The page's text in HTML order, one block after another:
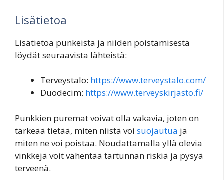
Lisätietoa
Lisätietoa punkeista ja niiden poistamisesta
löydät seuraavista lähteistä:
Terveystalo: https://www.terveystalo.com/
Duodecim: https://www.terveyskirjasto.fi/
Punkkien puremat voivat olla vakavia, joten on
tärkeää tietää, miten niistä voi suojautua ja
miten ne voi poistaa. Noudattamalla yllä olevia
vinkkejä voit vähentää tartunnan riskiä ja pysyä
terveenä.